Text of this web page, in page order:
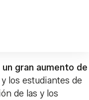
un gran aumento de
los estudiantes de
de las y los